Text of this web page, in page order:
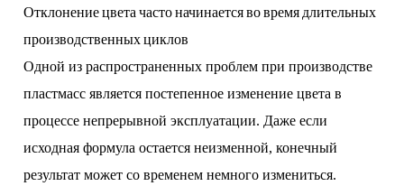
Отклонение цвета часто начинается во время длительных
производственных циклов
Одной из распространенных проблем при производстве
пластмасс является постепенное изменение цвета в
процессе непрерывной эксплуатации. Даже если
исходная формула остается неизменной, конечный
результат может со временем немного измениться.